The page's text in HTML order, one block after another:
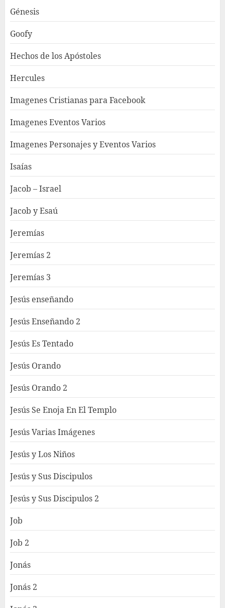
Génesis
Goofy
Hechos de los Apóstoles
Hercules
Imagenes Cristianas para Facebook
Imagenes Eventos Varios
Imagenes Personajes y Eventos Varios
Isaías
Jacob – Israel
Jacob y Esaú
Jeremías
Jeremías 2
Jeremías 3
Jesús enseñando
Jesús Enseñando 2
Jesús Es Tentado
Jesús Orando
Jesús Orando 2
Jesús Se Enoja En El Templo
Jesús Varias Imágenes
Jesús y Los Niños
Jesús y Sus Discipulos
Jesús y Sus Discipulos 2
Job
Job 2
Jonás
Jonás 2